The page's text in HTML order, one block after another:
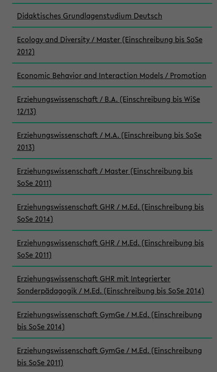
Didaktisches Grundlagenstudium Deutsch
Ecology and Diversity / Master (Einschreibung bis SoSe
2012)
Economic Behavior and Interaction Models / Promotion
Erziehungswissenschaft / B.A. (Einschreibung bis WiSe
12/13)
Erziehungswissenschaft / M.A. (Einschreibung bis SoSe
2013)
Erziehungswissenschaft / Master (Einschreibung bis
SoSe 2011)
Erziehungswissenschaft GHR / M.Ed. (Einschreibung bis
SoSe 2014)
Erziehungswissenschaft GHR / M.Ed. (Einschreibung bis
SoSe 2011)
Erziehungswissenschaft GHR mit Integrierter
Sonderpädagogik / M.Ed. (Einschreibung bis SoSe 2014)
Erziehungswissenschaft GymGe / M.Ed. (Einschreibung
bis SoSe 2014)
Erziehungswissenschaft GymGe / M.Ed. (Einschreibung
bis SoSe 2011)